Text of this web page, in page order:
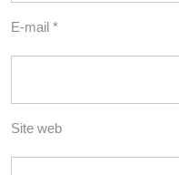
E-mail *
Site web